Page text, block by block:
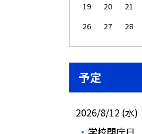
19
20 21
26
27 28
予定
2026/8/12 (水)